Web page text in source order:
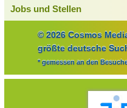
Jobs und Stellen
© 2026 Cosmos
größte deutsche
* gemessen an den